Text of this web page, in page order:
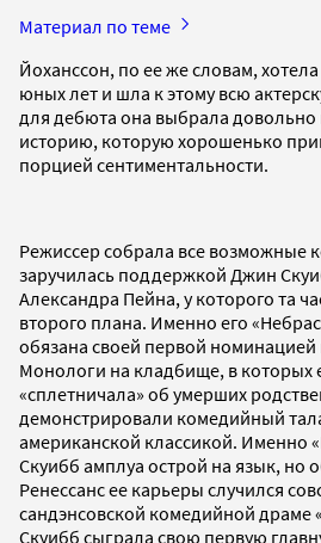
Материал по теме
Йоханссон, по ее же словам,
юных лет и шла к этому всю
для дебюта она выбрала
историю, которую хорошенько
порцией сентиментальности.
Режиссер собрала все возможные
заручилась поддержкой Джин
Александра Пейна, у которого та
второго плана. Именно его
обязана своей первой номинацией
Монологи на кладбище, в которых
«сплетничала» об умерших
демонстрировали комедийный
американской классикой. Именно
Скуибб амплуа острой на язык, но
Ренессанс ее карьеры случился
сандэнсовской комедийной драме
Скуибб сыграла свою первую